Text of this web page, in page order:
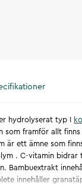
hydrolyserat typ I
som framför allt
är ett ämne som
. C-vitamin
Bambuextrakt
innehåller